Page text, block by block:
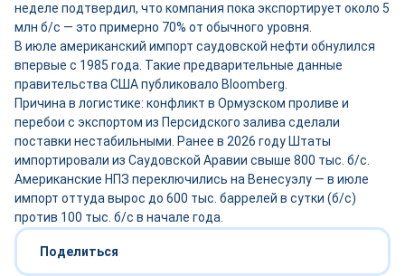
неделе подтвердил, что компания пока экспортирует около 5
млн б/с — это примерно 70% от обычного уровня.
В июле американский импорт саудовской нефти обнулился
впервые с 1985 года. Такие предварительные данные
правительства США публиковало Bloomberg.
Причина в логистике: конфликт в Ормузском проливе и
перебои с экспортом из Персидского залива сделали
поставки нестабильными. Ранее в 2026 году Штаты
импортировали из Саудовской Аравии свыше 800 тыс. б/с.
Американские НПЗ переключились на Венесуэлу — в июле
импорт оттуда вырос до 600 тыс. баррелей в сутки (б/с)
против 100 тыс. б/с в начале года.
Поделиться